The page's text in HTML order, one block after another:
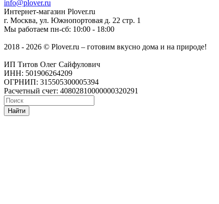
info@plover.ru
Интернет-магазин Plover.ru
г. Москва, ул. Южнопортовая д. 22 стр. 1
Мы работаем пн-сб: 10:00 - 18:00
2018 - 2026 © Plover.ru – готовим вкусно дома и на природе!
ИП Титов Олег Сайфулович
ИНН: 501906264209
ОГРНИП: 315505300005394
Расчетный счет: 40802810000000320291
Найти